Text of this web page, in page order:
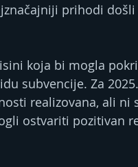
prihodi
koja bi mogla
subvencije. Za
realizovana, ali ni
ostvariti pozitivan